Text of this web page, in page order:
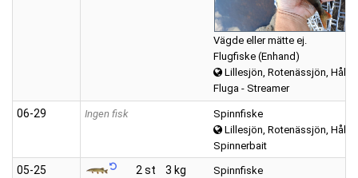
Vägde eller mätte ej.
Flugfiske (Enhand)
Lillesjön, Rotenässjön,
Fluga - Streamer
06‑29 Ingen fisk
Spinnfiske
Lillesjön, Rotenässjön,
Spinnerbait
05‑25
2 st 3 kg
Spinnfiske